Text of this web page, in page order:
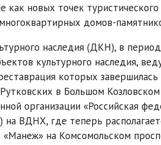
новых точек туристического
домов-
наследия (ДКН), в
культурного наследия,
которых завершилась
в Большом Козловском
организации «Российская
ВДНХ, где теперь
на Комсомольском